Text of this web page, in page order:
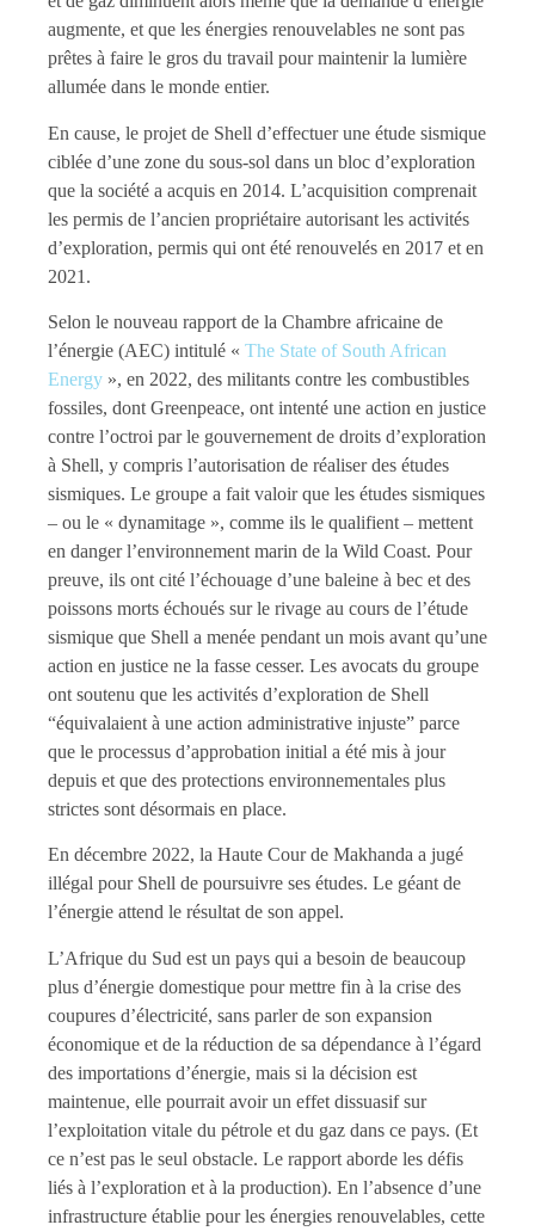
augmente, et que les énergies renouvelables ne sont pas
prêtes à faire le gros du travail pour maintenir la lumière
allumée dans le monde entier.
En cause, le projet de Shell d’effectuer une étude sismique
ciblée d’une zone du sous-sol dans un bloc d’exploration
que la société a acquis en 2014. L’acquisition comprenait
les permis de l’ancien propriétaire autorisant les activités
d’exploration, permis qui ont été renouvelés en 2017 et en
2021.
Selon le nouveau rapport de la Chambre africaine de
l’énergie (AEC) intitulé « The State of South African
Energy », en 2022, des militants contre les combustibles
fossiles, dont Greenpeace, ont intenté une action en justice
contre l’octroi par le gouvernement de droits d’exploration
à Shell, y compris l’autorisation de réaliser des études
sismiques. Le groupe a fait valoir que les études sismiques
– ou le « dynamitage », comme ils le qualifient – mettent
en danger l’environnement marin de la Wild Coast. Pour
preuve, ils ont cité l’échouage d’une baleine à bec et des
poissons morts échoués sur le rivage au cours de l’étude
sismique que Shell a menée pendant un mois avant qu’une
action en justice ne la fasse cesser. Les avocats du groupe
ont soutenu que les activités d’exploration de Shell
“équivalaient à une action administrative injuste” parce
que le processus d’approbation initial a été mis à jour
depuis et que des protections environnementales plus
strictes sont désormais en place.
En décembre 2022, la Haute Cour de Makhanda a jugé
illégal pour Shell de poursuivre ses études. Le géant de
l’énergie attend le résultat de son appel.
L’Afrique du Sud est un pays qui a besoin de beaucoup
plus d’énergie domestique pour mettre fin à la crise des
coupures d’électricité, sans parler de son expansion
économique et de la réduction de sa dépendance à l’égard
des importations d’énergie, mais si la décision est
maintenue, elle pourrait avoir un effet dissuasif sur
l’exploitation vitale du pétrole et du gaz dans ce pays. (Et
ce n’est pas le seul obstacle. Le rapport aborde les défis
liés à l’exploration et à la production). En l’absence d’une
infrastructure établie pour les énergies renouvelables, cette